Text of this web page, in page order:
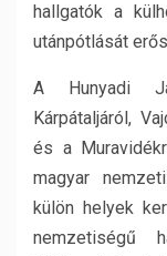
hallgatók a
utánpótlását
A Hunyadi
Kárpátaljáról,
és a
magyar
külön helyek
nemzetiségű